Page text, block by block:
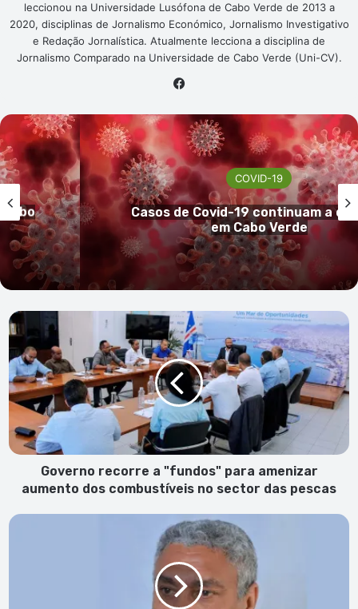
leccionou na Universidade Lusófona de Cabo Verde de 2013 a
2020, disciplinas de Jornalismo Económico, Jornalismo Investigativo
e Redação Jornalística. Atualmente lecciona a disciplina de
Jornalismo Comparado na Universidade de Cabo Verde (Uni-CV).
COVID-19
Cabo Verde sem registo de
covid-19 nas últimas 24h
Governo
recorre
a
"fundos"
para
amenizar
aumento
dos
combustíveis
sector
pescas
Governo recorre a "fundos" para amenizar
aumento dos combustíveis no sector das pescas
O